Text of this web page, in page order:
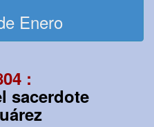
Enero
:
sacerdote